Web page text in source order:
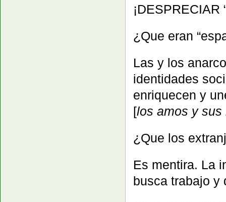
¡DESPRECIAR
¿Que eran
Las y los
identidades
enriquecen y
[los amos y
¿Que los
Es mentira. La
busca trabajo y